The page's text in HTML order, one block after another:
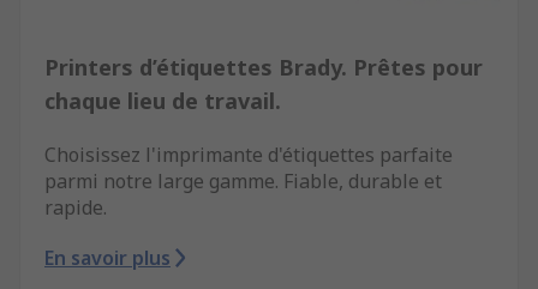
Printers d’étiquettes Brady. Prêtes pour
chaque lieu de travail.
Choisissez l'imprimante d'étiquettes parfaite
parmi notre large gamme. Fiable, durable et
rapide.
En savoir plus